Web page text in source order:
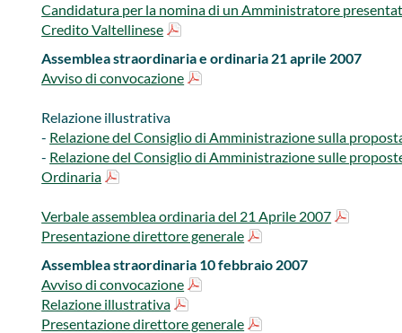
Candidatura per la nomina di un Amministratore
Credito Valtellinese
Assemblea straordinaria e ordinaria 21 aprile 2007
Avviso di convocazione​
Relazione illustrativa
- Relazione del Consiglio di Amministrazione sulla
- Relazione del Consiglio di Amministrazione sulle
Ordinaria
Verbale assemblea ordinaria del 21 Aprile 2007
Presentazione direttore generale
Assemblea straordinaria 10 febbraio 2007
Avviso di convocazione
Relazione illustrativa
Presentazione direttore generale